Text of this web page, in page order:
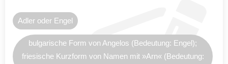
Adler oder Engel
bulgarische Form von Angelos (Bedeutung: Engel);
friesische Kurzform von Namen mit »Arn« (Bedeutung: